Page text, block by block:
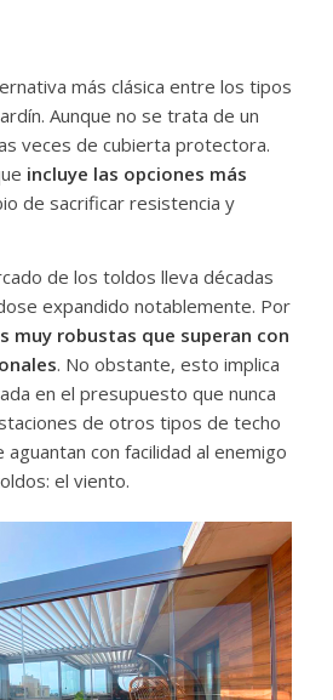
más clásica entre los tipos
Aunque no se trata de un
veces de cubierta protectora.
incluye las opciones más
de sacrificar resistencia y
de los toldos lleva décadas
expandido notablemente. Por
muy robustas que superan con
. No obstante, esto implica
en el presupuesto que nunca
de otros tipos de techo
con facilidad al enemigo
el viento.